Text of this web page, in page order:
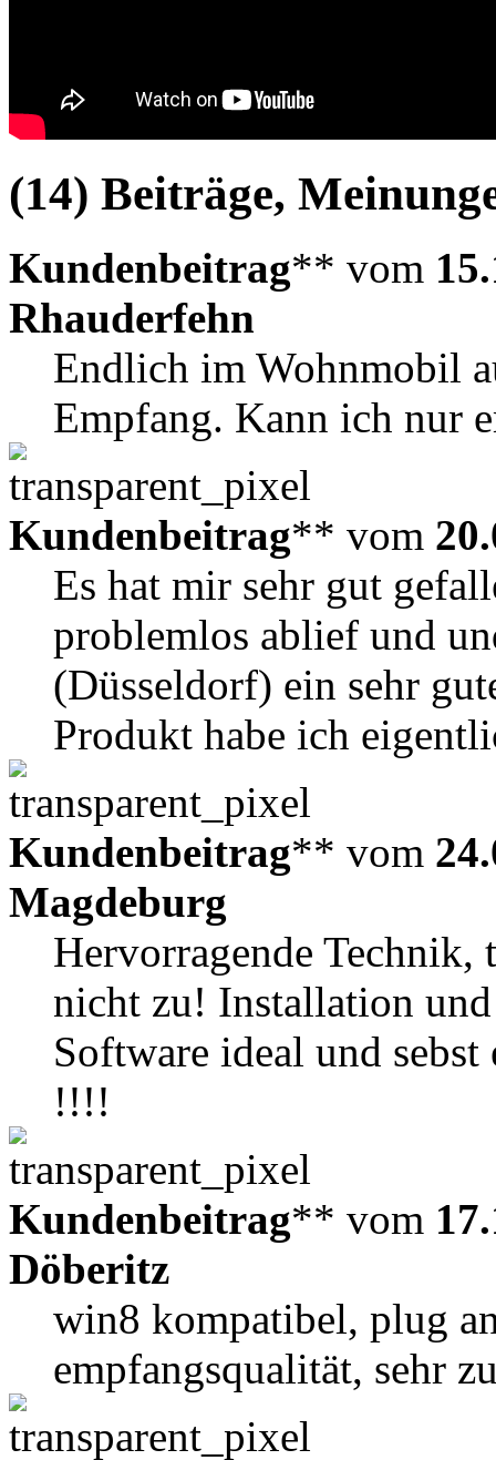
(14) Beiträge,
Kundenbeitrag** vom
Rhauderfehn
Endlich im Wohnmobil
Empfang. Kann ich nur
Kundenbeitrag** vom
Es hat mir sehr gut
problemlos ablief und
(Düsseldorf) ein sehr
Produkt habe ich
Kundenbeitrag** vom
Magdeburg
Hervorragende
nicht zu! Installation
Software ideal und
!!!!
Kundenbeitrag** vom
Döberitz
win8 kompatibel, plug
empfangsqualität, sehr